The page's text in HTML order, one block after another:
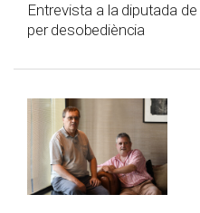
Entrevista a la diputada
per desobediència